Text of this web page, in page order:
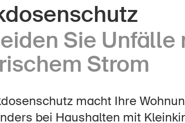
Kindheit
Schule
Über die BFU
Medien
Politik
Kampagnen
Sie Unfälle
Strom
macht Ihre
bei Haushalten mit